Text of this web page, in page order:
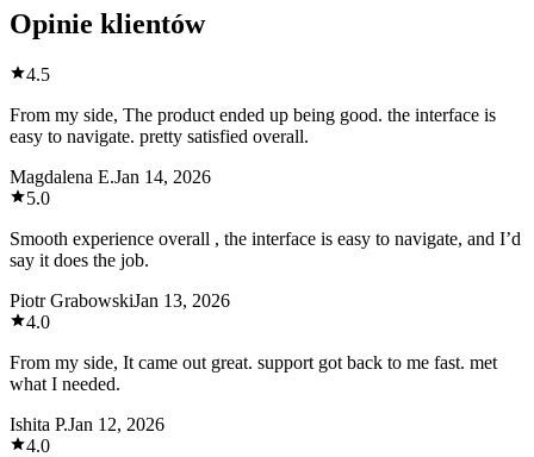
Opinie klientów
4.5
From my side, The product ended up being good. the interface is
easy to navigate. pretty satisfied overall.
Magdalena E.Jan 14, 2026
5.0
Smooth experience overall , the interface is easy to navigate, and I’d
say it does the job.
Piotr GrabowskiJan 13, 2026
4.0
From my side, It came out great. support got back to me fast. met
what I needed.
Ishita P.Jan 12, 2026
4.0